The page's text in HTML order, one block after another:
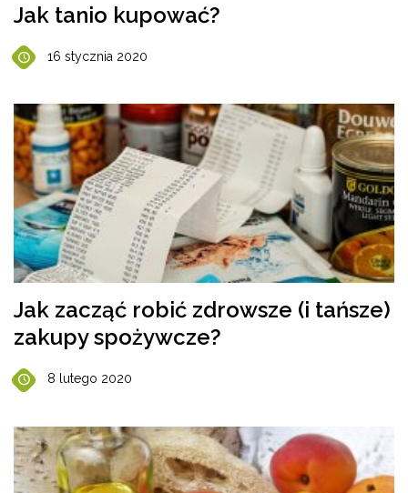
Jak tanio kupować?
16 stycznia 2020
Jak zacząć robić zdrowsze (i tańsze)
zakupy spożywcze?
8 lutego 2020